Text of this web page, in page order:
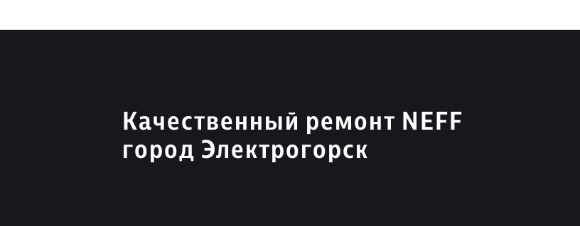
Качественный ремонт NEFF
город Электрогорск